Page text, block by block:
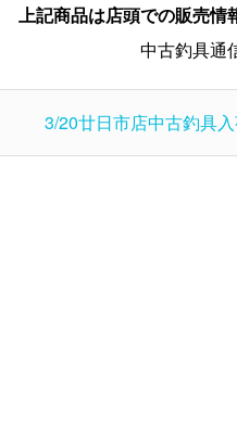
上記商品は店頭での販売情
中古釣具通
3/20廿日市店中古釣具